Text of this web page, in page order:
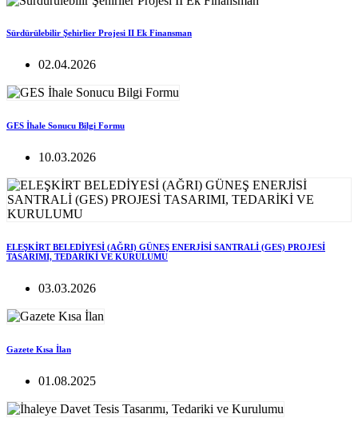
Sürdürülebilir Şehirlier Projesi II Ek Finansman
02.04.2026
GES İhale Sonucu Bilgi Formu
10.03.2026
ELEŞKİRT BELEDİYESİ (AĞRI) GÜNEŞ ENERJİSİ SANTRALİ (GES) PROJESİ
TASARIMI, TEDARİKİ VE KURULUMU
03.03.2026
Gazete Kısa İlan
01.08.2025